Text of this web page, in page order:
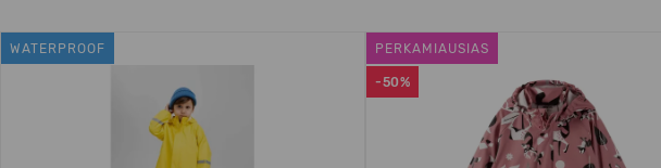
WATERPROOF
-50%
PERKAMIAUSIAS